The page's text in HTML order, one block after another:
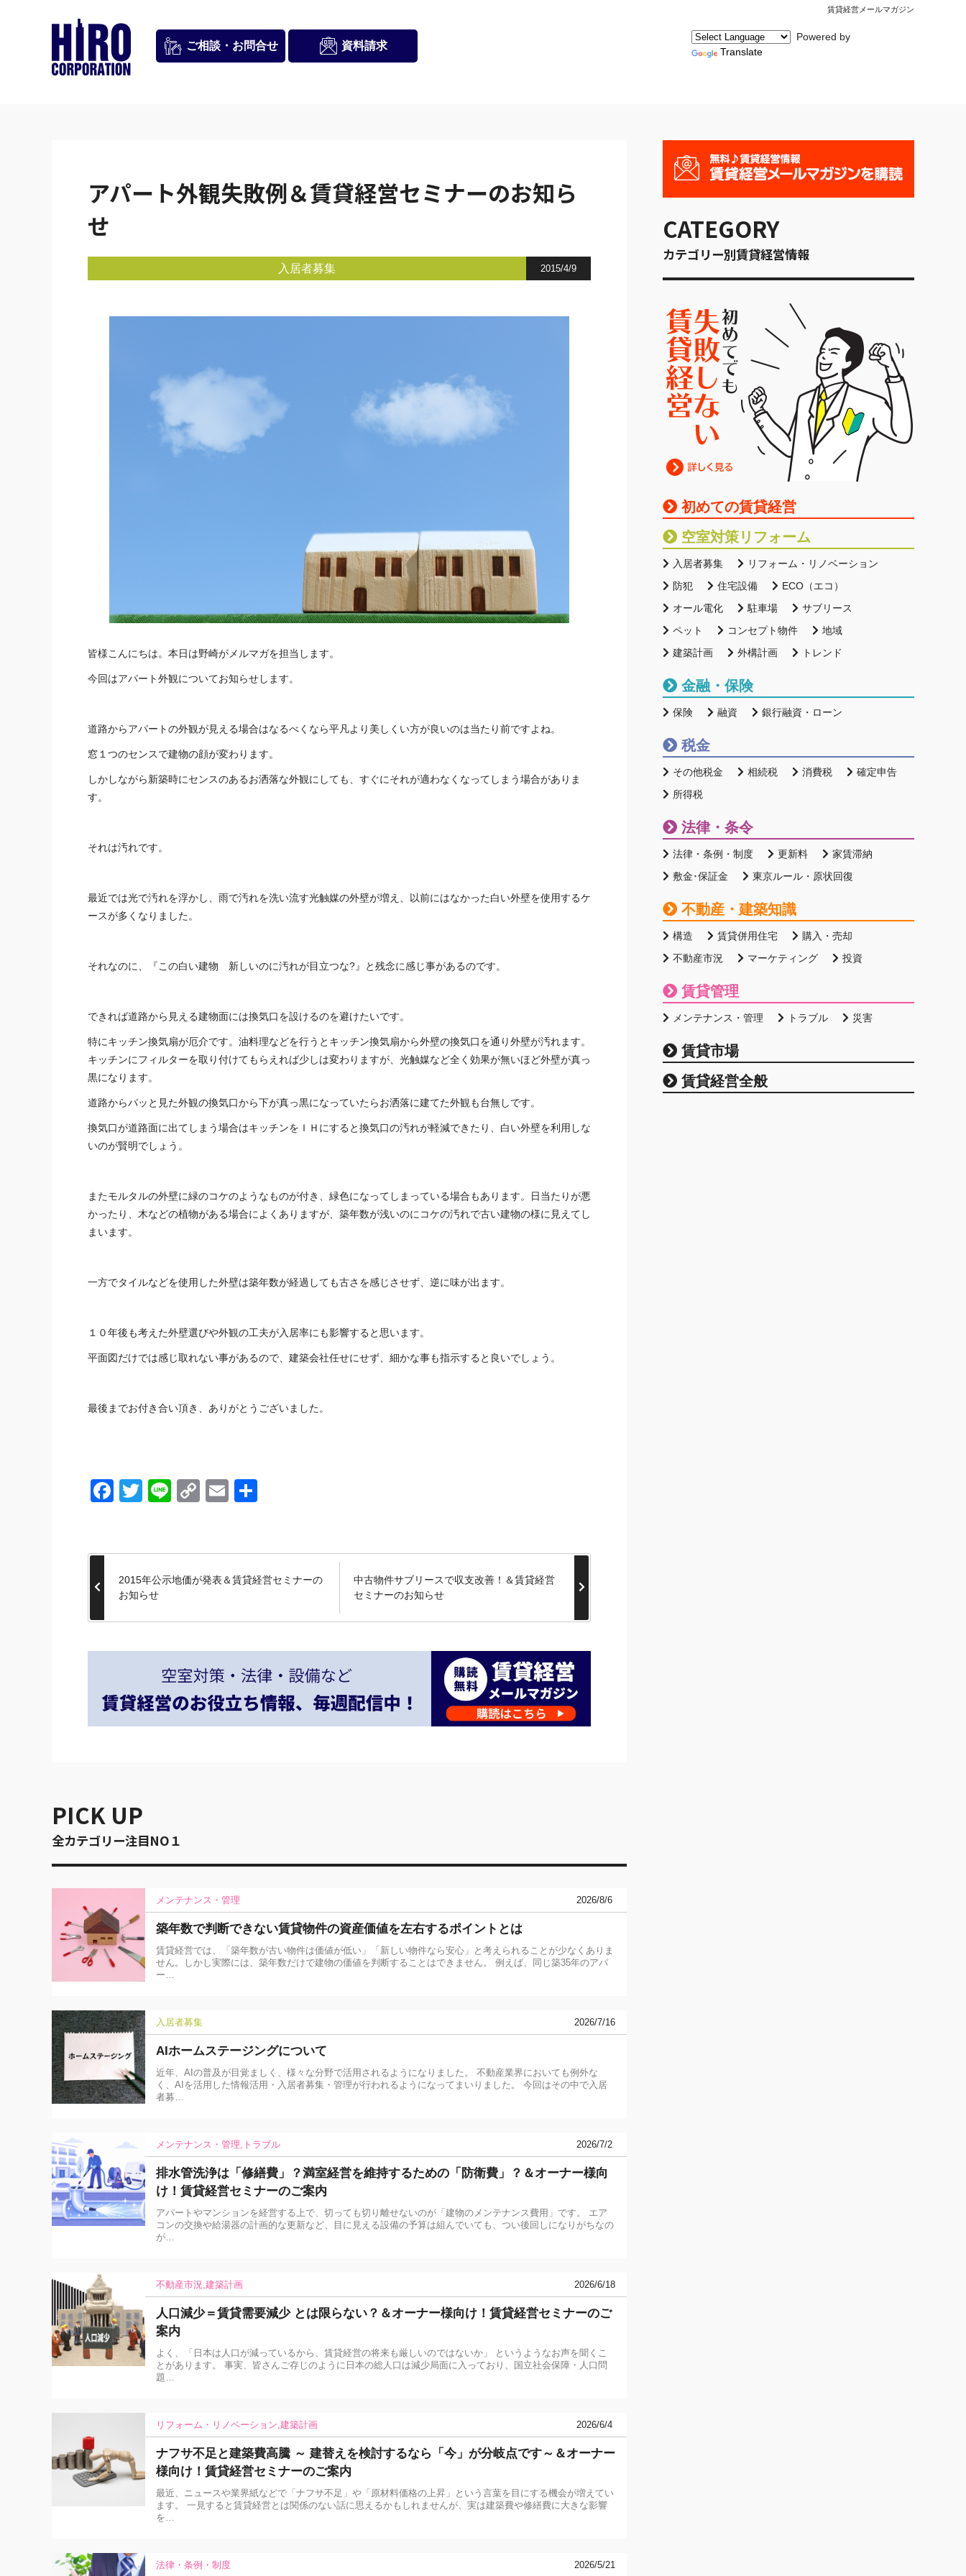
賃貸経営メールマガジン
ご相談・ お問合せ 資料請求
Powered by
Translate
アパート外観失敗例＆賃貸経営セミナーのお知ら
せ
入居者募集 2015/4/9
皆様こんにちは。本日は野崎がメルマガを担当します。
今回はアパート外観についてお知らせします。
道路からアパートの外観が見える場合はなるべくなら平凡より美しくい方が良いのは当たり前ですよね。
窓１つのセンスで建物の顔が変わります。
しかしながら新築時にセンスのあるお洒落な外観にしても、すぐにそれが適わなくなってしまう場合がありま
す。
それは汚れです。
最近では光で汚れを浮かし、雨で汚れを洗い流す光触媒の外壁が増え、以前にはなかった白い外壁を使用するケ
ースが多くなりました。
それなのに、『この白い建物 新しいのに汚れが目立つな?』と残念に感じ事があるのです。
できれば道路から見える建物面には換気口を設けるのを避けたいです。
特にキッチン換気扇が厄介です。油料理などを行うとキッチン換気扇から外壁の換気口を通り外壁が汚れます。
キッチンにフィルターを取り付けてもらえれば少しは変わりますが、光触媒など全く効果が無いほど外壁が真っ
黒になります。
道路からパッと見た外観の換気口から下が真っ黒になっていたらお洒落に建てた外観も台無しです。
換気口が道路面に出てしまう場合はキッチンをＩＨにすると換気口の汚れが軽減できたり、白い外壁を利用しな
いのが賢明でしょう。
またモルタルの外壁に緑のコケのようなものが付き、緑色になってしまっている場合もあります。日当たりが悪
かったり、木などの植物がある場合によくありますが、築年数が浅いのにコケの汚れで古い建物の様に見えてし
まいます。
一方でタイルなどを使用した外壁は築年数が経過しても古さを感じさせず、逆に味が出ます。
１０年後も考えた外壁選びや外観の工夫が入居率にも影響すると思います。
平面図だけでは感じ取れない事があるので、建築会社任せにせず、細かな事も指示すると良いでしょう。
最後までお付き合い頂き、ありがとうございました。
Facebook
Twitter
LineCopyEmail
2015年公示地価が発表＆賃貸経営セミナーの
お知らせ
中古物件サブリースで収支改善！＆賃貸経営
セミナーのお知らせ
PICK UP
全カテゴリー注目NO１
メンテナンス・管理 2026/8/6
築年数で判断できない賃貸物件の資産価値を左右するポイントとは
賃貸経営では、「築年数が古い物件は価値が低い」「新しい物件なら安心」と考えられることが少なくありま
せん。しかし実際には、築年数だけで建物の価値を判断することはできません。 例えば、同じ築35年のアパ
ー…
入居者募集 2026/7/16
AIホームステージングについて
近年、AIの普及が目覚ましく、様々な分野で活用されるようになりました。 不動産業界においても例外な
く、AIを活用した情報活用・入居者募集・管理が行われるようになってまいりました。 今回はその中で入居
者募…
メンテナンス・管理 トラブル 2026/7/2
排水管洗浄は「修繕費」？満室経営を維持するための「防衛費」？＆オーナー様向
け！賃貸経営セミナーのご案内
アパートやマンションを経営する上で、切っても切り離せないのが「建物のメンテナンス費用」です。 エア
コンの交換や給湯器の計画的な更新など、目に見える設備の予算は組んでいても、つい後回しになりがちなの
が…
不動産市況 建築計画 2026/6/18
人口減少＝賃貸需要減少 とは限らない？＆オーナー様向け！賃貸経営セミナーのご
案内
よく、「日本は人口が減っているから、賃貸経営の将来も厳しいのではないか」 というようなお声を聞くこ
とがあります。 事実、皆さんご存じのように日本の総人口は減少局面に入っており、国立社会保障・人口問
題…
リフォーム・リノベーション 建築計画 2026/6/4
ナフサ不足と建築費高騰 ～ 建替えを検討するなら「今」が分岐点です～＆オーナー
様向け！賃貸経営セミナーのご案内
最近、ニュースや業界紙などで「ナフサ不足」や「原材料価格の上昇」という言葉を目にする機会が増えてい
ます。 一見すると賃貸経営とは関係のない話に思えるかもしれませんが、実は建築費や修繕費に大きな影響
を…
法律・条例・制度 2026/5/21
CATEGORY
カテゴリー別賃貸経営情報
初めての賃貸経営
空室対策リフォーム
入居者募集
リフォーム・リノベーション
防犯
住宅設備
ECO（エコ）
オール電化
駐車場
サブリース
ペット
コンセプト物件
地域
建築計画
外構計画 トレンド
金融・保険
保険 融資 銀行融資・ローン
税金
その他税金 相続税 消費税
確定申告
所得税
法律・条令
法律・条例・制度 更新料
家賃滞納
敷金･保証金
東京ルール・原状回復
不動産・建築知識
構造 賃貸併用住宅
購入・売却
不動産市況
マーケティング 投資
賃貸管理
メンテナンス・管理 トラブル 災害
賃貸市場
賃貸経営全般